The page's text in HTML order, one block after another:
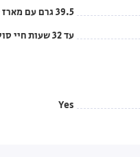
39.5 גרם עם מארז טעינה, 8.8 גרם כל אוזניה
עד 32 שעות חיי סוללה (8 שעות + 24 שעות מהמארז)
Yes